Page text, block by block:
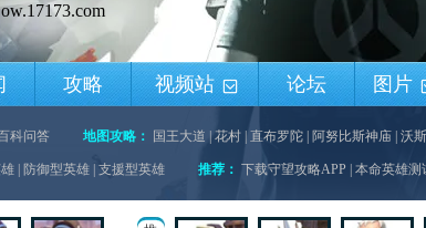
ow.17173.com
攻略 视频站 + 论坛 图片
科问答 地图攻略： 国王大道 |花村 直布罗陀 阿努比斯神庙 沃
防御型英雄 支援型英雄 推荐： 下载守望攻略APP 本命英雄测